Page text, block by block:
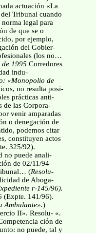
actuación «La
Tribunal cuando
norma legal para
de que se o
por ejemplo,
del Gobier-
(los no…
1995 Corredores
indu-
«Monopolio de
no resulta posi-
prácticas anti-
de las Corpora-
venir amparadas
o denegación de
podemos citar
constituyen actos
325/92).
no puede anali-
de 02/11/94
(Resolu-
de Aboga-
r-145/96).
(Expte. 141/96).
Ambulante».)
II». Resolu- «.
ción de
no puede, tal y